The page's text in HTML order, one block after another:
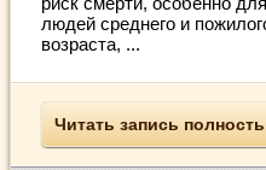
людей среднего и
возраста, ...
Читать запись